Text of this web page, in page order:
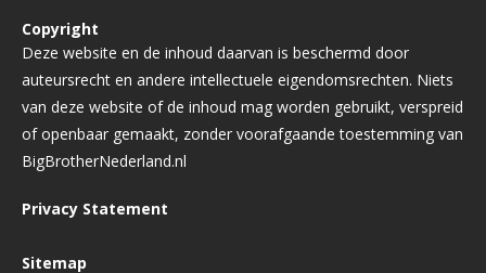
Copyright
Deze website en de inhoud daarvan is beschermd door
auteursrecht en andere intellectuele eigendomsrechten. Niets
van deze website of de inhoud mag worden gebruikt, verspreid
of openbaar gemaakt, zonder voorafgaande toestemming van
BigBrotherNederland.nl
Privacy Statement
Sitemap